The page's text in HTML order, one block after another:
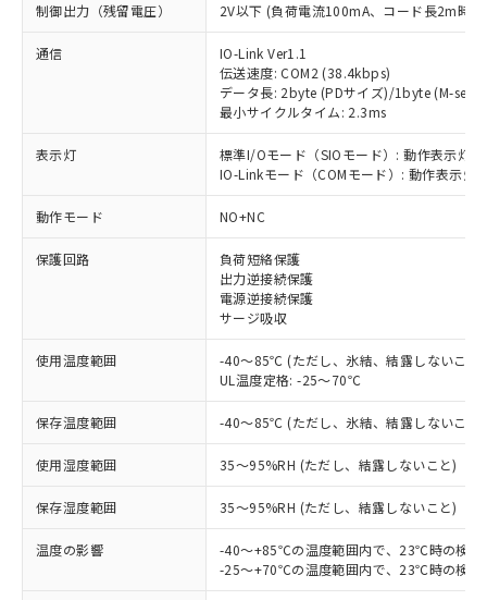
制御出力（残留電圧） 2V以下 (負荷電流100mA、コード長2m時)
通信
IO-Link Ver1.1
伝送速度: COM2 (38.4kbps)
データ長: 2byte (PDサイズ)/1byte (M-
最小サイクルタイム: 2.3ms
表示灯
標準I/Oモード（SIOモード）: 動作表示灯(
IO-Linkモード（COMモード）: 動作表示
動作モード NO+NC
保護回路
負荷短絡保護
出力逆接続保護
電源逆接続保護
サージ吸収
使用温度範囲
-40～85℃ (ただし、氷結、結露しないこと)
UL温度定格: -25～70℃
保存温度範囲 -40～85℃ (ただし、氷結、結露しないこと)
使用湿度範囲 35～95%RH (ただし、結露しないこと)
保存湿度範囲 35～95%RH (ただし、結露しないこと)
温度の影響
-40～+85℃の温度範囲内で、23℃時の検
-25～+70℃の温度範囲内で、23℃時の検
ご利用条件
以下の条件をお読みいただき、同意のうえ
ご利用ください。
本サービスは、当社制御機器事業取扱
商品の当社在庫状況および標準価格
(税抜)を提供させていただくもので
当社制御機器事業取扱商品の中には、
対応済み：EU RoHS指令（10物質）の
非含有に対応した製品が提供可能な商品で
有に対応した製品に切り替える予定のある
対応予定なし：EU RoHS指令（10物質）の
非含有に非対応の商品で、対応品を出す予
定はありません。
調査・確認中：EU RoHS指令（10物質）の
非含有の対応状況を調査中または確認中の
非該当品：ライセンス料など無形物で、有
害物質有無と関係のない商品です。
※1 中国RoHS○×表
「○」：最大均質材料含有率が中国RoHSの
基準値以下であることを示します。